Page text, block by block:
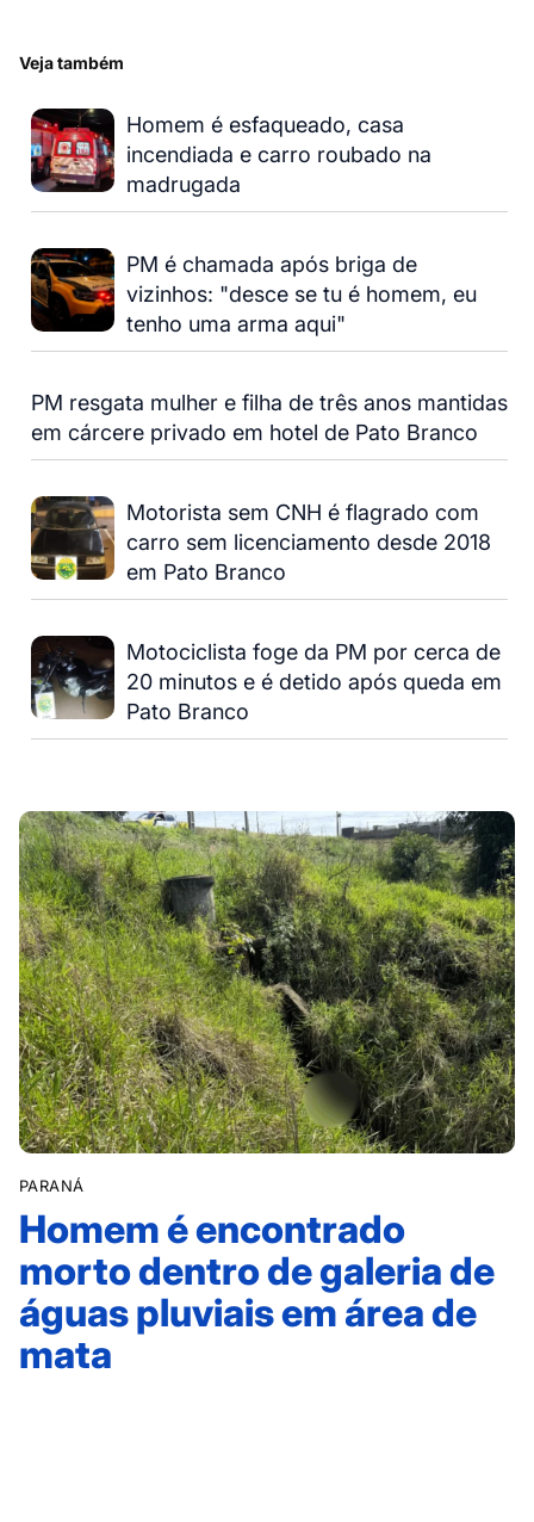
PARANÁ
Homem é encontrado
morto dentro de galeria de
águas pluviais em área de
mata
Veja também
Homem é esfaqueado, casa
incendiada e carro roubado na
madrugada
PM é chamada após briga de
vizinhos: "desce se tu é homem, eu
tenho uma arma aqui"
PM resgata mulher e filha de três anos mantidas
em cárcere privado em hotel de Pato Branco
Motorista sem CNH é flagrado com
carro sem licenciamento desde 2018
em Pato Branco
Motociclista foge da PM por cerca de
20 minutos e é detido após queda em
Pato Branco